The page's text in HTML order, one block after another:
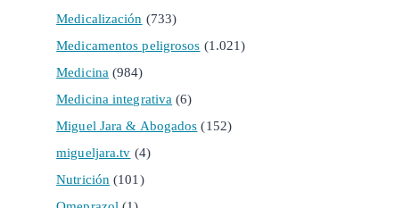
Medicalización (733)
Medicamentos peligrosos (1.021)
Medicina (984)
Medicina integrativa (6)
Miguel Jara & Abogados (152)
migueljara.tv (4)
Nutrición (101)